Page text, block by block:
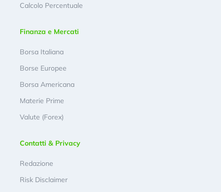
Calcolo Percentuale
Finanza e Mercati
Borsa Italiana
Borse Europee
Borsa Americana
Materie Prime
Valute (Forex)
Contatti & Privacy
Redazione
Risk Disclaimer